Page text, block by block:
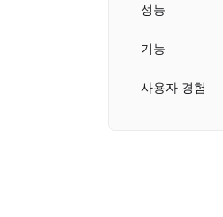
성능
기능
사용자 경험